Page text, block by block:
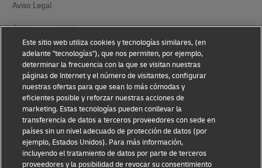
Aviso Legal
Condiciones de Uso
Aviso de Privacidad
Información Adicional
Ajustes de cookies
Síganos
Este sitio web utiliza cookies y tecnologías similares, (en
adelante "tecnologías"), que nos permiten, por ejemplo,
determinar la frecuencia con la que se visitan nuestras
páginas de Internet y el número de visitantes, configurar
nuestras ofertas para que sean lo más cómodas y
eficientes posible y reforzar nuestras acciones de
marketing. Estas tecnologías pueden conllevar la
transferencia de datos a terceros proveedores con sede en
países sin un nivel adecuado de protección de datos (por
ejemplo, Estados Unidos). Para más información,
incluyendo el tratamiento de datos por parte de terceros
proveedores y la posibilidad de revocar su consentimiento